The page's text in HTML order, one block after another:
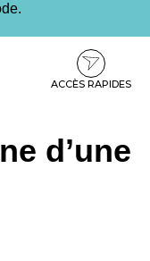
ACCÈS RAPIDES
d’une